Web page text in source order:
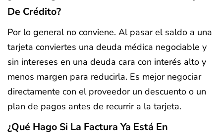
De Crédito?
Por lo general no conviene. Al pasar el saldo a una
tarjeta conviertes una deuda médica negociable y
sin intereses en una deuda cara con interés alto y
menos margen para reducirla. Es mejor negociar
directamente con el proveedor un descuento o un
plan de pagos antes de recurrir a la tarjeta.
¿Qué Hago Si La Factura Ya Está En